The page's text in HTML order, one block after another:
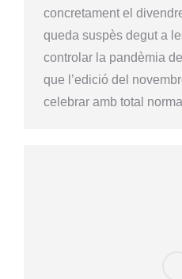
concretament el
queda suspès degut a
controlar la pandèmia
que l’edició del
celebrar amb total